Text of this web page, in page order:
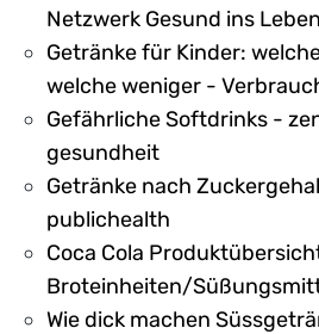
Netzwerk Gesund ins Leben
Getränke für Kinder:
welche weniger -
Gefährliche Softdrinks -
gesundheit
Getränke nach
publichealth
Coca Cola
Broteinheiten/
Wie dick machen